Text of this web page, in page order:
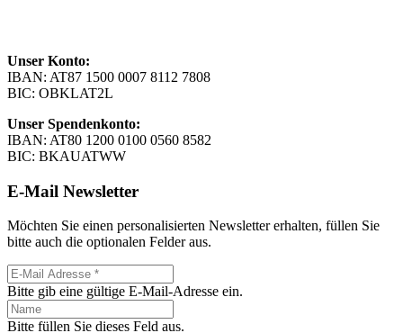
Unser Konto:
IBAN: AT87 1500 0007 8112 7808
BIC: OBKLAT2L
Unser Spendenkonto:
IBAN: AT80 1200 0100 0560 8582
BIC: BKAUATWW
E-Mail Newsletter
Möchten Sie einen personalisierten Newsletter erhalten, füllen Sie
bitte auch die optionalen Felder aus.
Bitte gib eine gültige E-Mail-Adresse ein.
Bitte füllen Sie dieses Feld aus.